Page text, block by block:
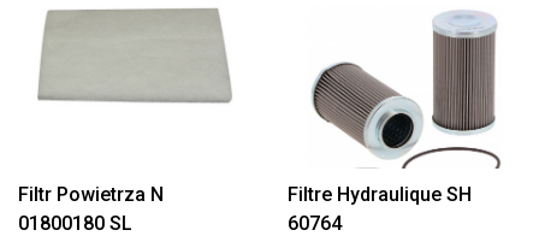
Filtr Powietrza N
01800180 SL
Filtre Hydraulique SH
60764